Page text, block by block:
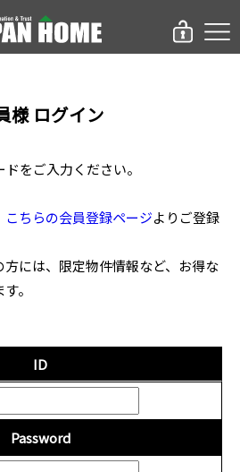
様 ログイン
をご入力ください。
こちらの会員登録ページよりご登録
には、限定物件情報など、お得な
。
ID
Password